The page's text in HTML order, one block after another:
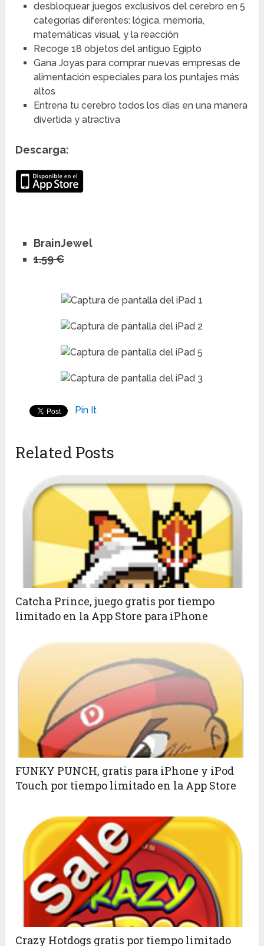
desbloquear juegos exclusivos del cerebro en 5
categorías diferentes: lógica, memoria,
matemáticas visual, y la reacción
Recoge 18 objetos del antiguo Egipto
Gana Joyas para comprar nuevas empresas de
alimentación especiales para los puntajes más
altos
Entrena tu cerebro todos los días en una manera
divertida y atractiva
Descarga:
BrainJewel
1.59 €
Pin It
Related Posts
Catcha Prince, juego gratis por tiempo
limitado en la App Store para iPhone
FUNKY PUNCH, gratis para iPhone y iPod
Touch por tiempo limitado en la App Store
Crazy Hotdogs gratis por tiempo limitado